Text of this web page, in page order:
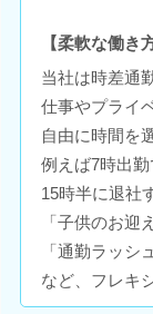
【柔軟な働き方
当社は時差通
仕事やプライ
自由に時間を
例えば7時出勤
15時半に退社
「子供のお迎
「通勤ラッシ
など、フレキ